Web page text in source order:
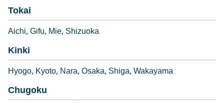
Tokai
Aichi Gifu Mie Shizuoka
Kinki
Hyogo Kyoto Nara Osaka Shiga Wakayama
Chugoku